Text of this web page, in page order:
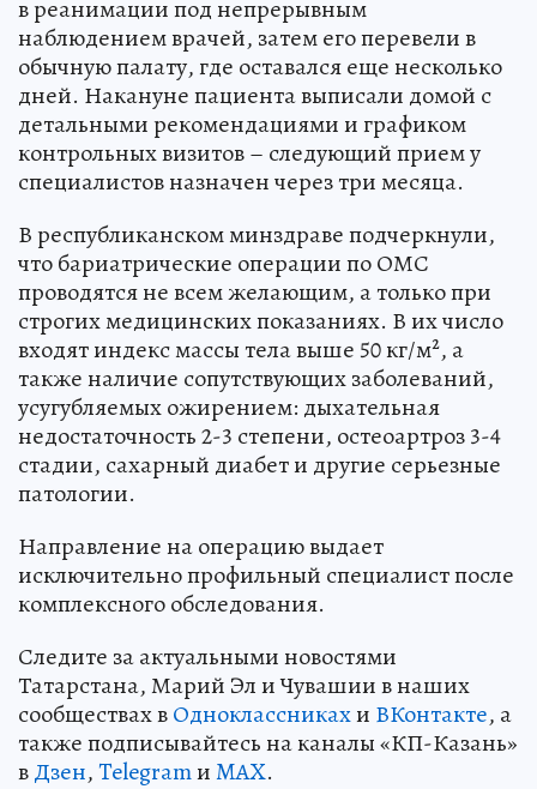
в реанимации под непрерывным
наблюдением врачей, затем его перевели в
обычную палату, где оставался еще несколько
дней. Накануне пациента выписали домой с
детальными рекомендациями и графиком
контрольных визитов – следующий прием у
специалистов назначен через три месяца.
В республиканском минздраве подчеркнули,
что бариатрические операции по ОМС
проводятся не всем желающим, а только при
строгих медицинских показаниях. В их число
входят индекс массы тела выше 50 кг/м², а
также наличие сопутствующих заболеваний,
усугубляемых ожирением: дыхательная
недостаточность 2-3 степени, остеоартроз 3-4
стадии, сахарный диабет и другие серьезные
патологии.
Направление на операцию выдает
исключительно профильный специалист после
комплексного обследования.
Следите за актуальными новостями
Татарстана, Марий Эл и Чувашии в наших
сообществах вОдноклассникахи ВКонтакте, а
также подписывайтесь на каналы «КП-Казань»
вДзен,TelegramиMAX.